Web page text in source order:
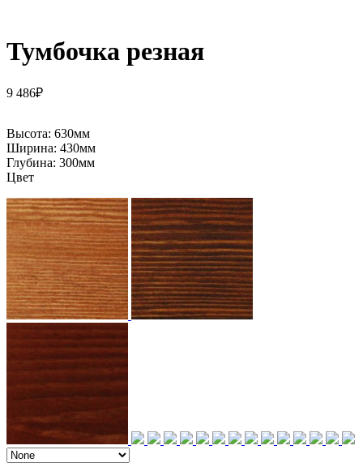
Тумбочка резная
9 486₽
Высота: 630мм
Ширина: 430мм
Глубина: 300мм
Цвет